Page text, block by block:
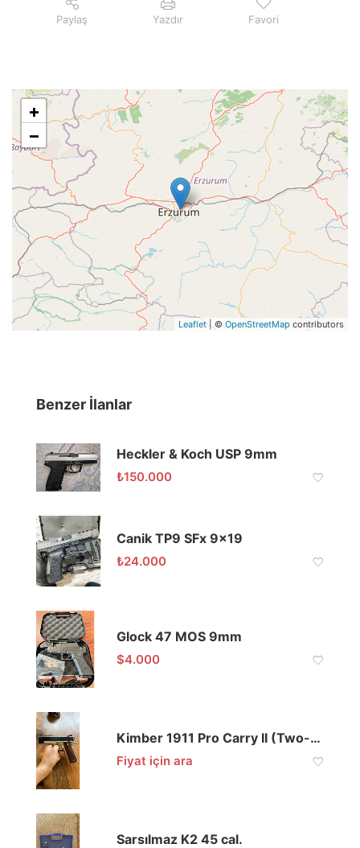
Paylaş Yazdır Favori
+
−
Leaflet | © OpenStreetMap contributors
Benzer İlanlar
Heckler & Koch USP 9mm
₺150.000
Canik TP9 SFx 9×19
₺24.000
Glock 47 MOS 9mm
$4.000
Kimber 1911 Pro Carry II (Two-Tone) 45 ACP
Fiyat için ara
Sarsılmaz K2 45 cal.